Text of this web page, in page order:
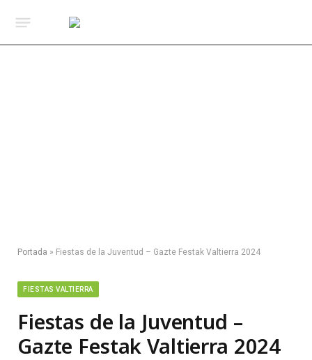
Portada » Fiestas de la Juventud – Gazte Festak Valtierra 2024
FIESTAS VALTIERRA
Fiestas de la Juventud –
Gazte Festak Valtierra 2024